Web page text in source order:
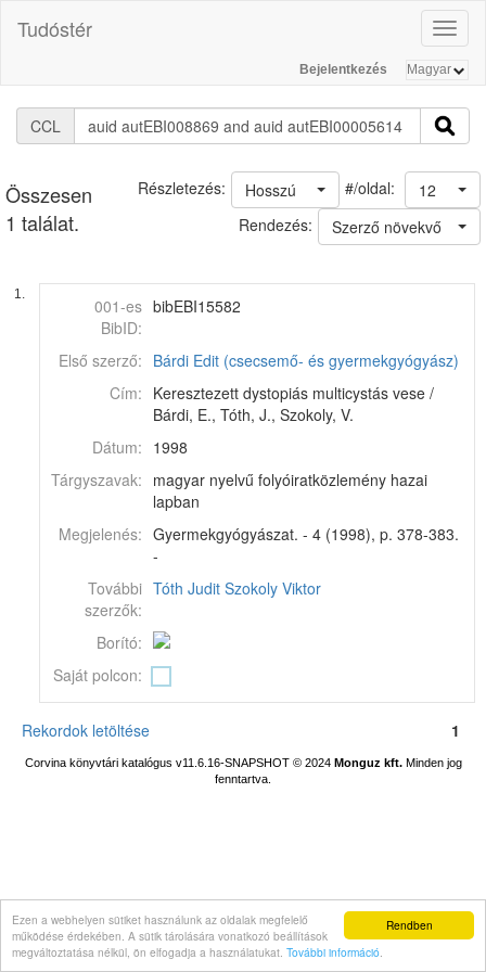
Rendben
Ezen a webhelyen sütiket használunk az oldalak megfelelő
működése érdekében. A sütik tárolására vonatkozó beállítások
megváltoztatása nélkül, ön elfogadja a használatukat. További információ.
Tudóstér
Bejelentkezés
CCL
Összesen
1 találat.
#/oldal: 12
Hosszú
Részletezés:
Rendezés:
Szerző növekvő
1.
001-es
BibID:
bibEBI15582
Első szerző: Bárdi Edit (csecsemő- és gyermekgyógyász)
Cím: Keresztezett dystopiás multicystás vese /
Bárdi, E., Tóth, J., Szokoly, V.
Dátum: 1998
Tárgyszavak: magyar nyelvű folyóiratközlemény hazai
lapban
Megjelenés: Gyermekgyógyászat. - 4 (1998), p. 378-383.
-
További
szerzők:
Tóth Judit Szokoly Viktor
Borító:
Saját polcon:
Rekordok letöltése 1
Corvina könyvtári katalógus v11.6.16-SNAPSHOT© 2024 Monguz kft.Minden jog
fenntartva.